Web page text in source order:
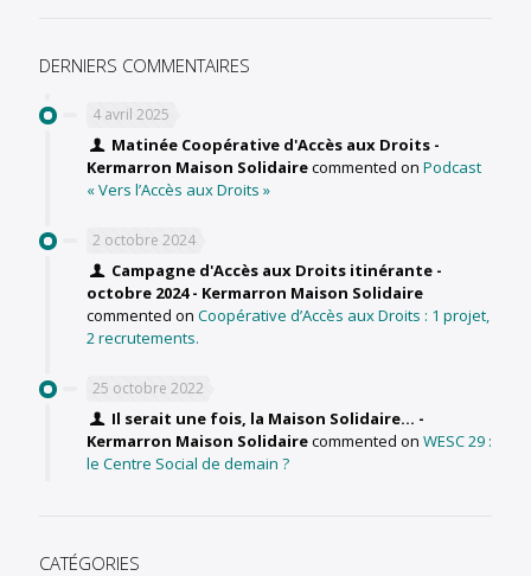
DERNIERS COMMENTAIRES
4 avril 2025
Matinée Coopérative d'Accès aux Droits -
Kermarron Maison Solidairecommented on Podcast
« Vers l’Accès aux Droits »
2 octobre 2024
Campagne d'Accès aux Droits itinérante -
octobre 2024 - Kermarron Maison Solidaire
commented on Coopérative d’Accès aux Droits : 1 projet,
2 recrutements.
25 octobre 2022
Il serait une fois, la Maison Solidaire... -
Kermarron Maison Solidairecommented on WESC 29 :
le Centre Social de demain ?
CATÉGORIES